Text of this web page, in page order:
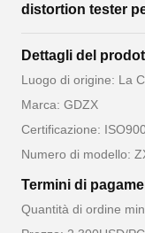
distortion tester
Dettagli del
Luogo di origine: La
Marca: GDZX
Certificazione:
Numero di modello:
Termini di
Quantità di ordine